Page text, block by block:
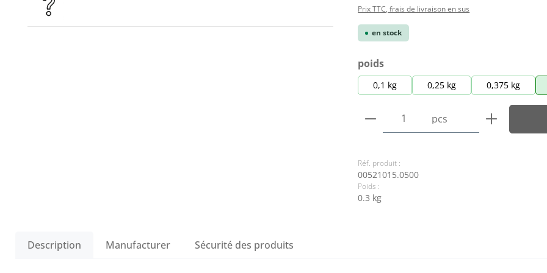
Prix TTC, frais de livraison en sus
en stock
Sélectionnez
poids
0,1 kg 0,25 kg 0,375 kg
Quantité de produit :
pcs
Réf. produit :
00521015.0500
Poids :
0.3 kg
Description Manufacturer Sécurité des produits